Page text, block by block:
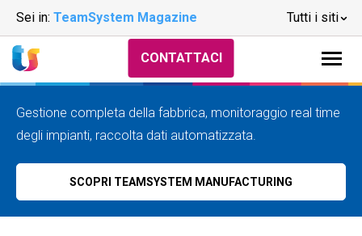
Sei in: TeamSystem Magazine Tutti i siti
CONTATTACI
Gestione completa della fabbrica, monitoraggio real time
degli impianti, raccolta dati automatizzata.
SCOPRI TEAMSYSTEM MANUFACTURING